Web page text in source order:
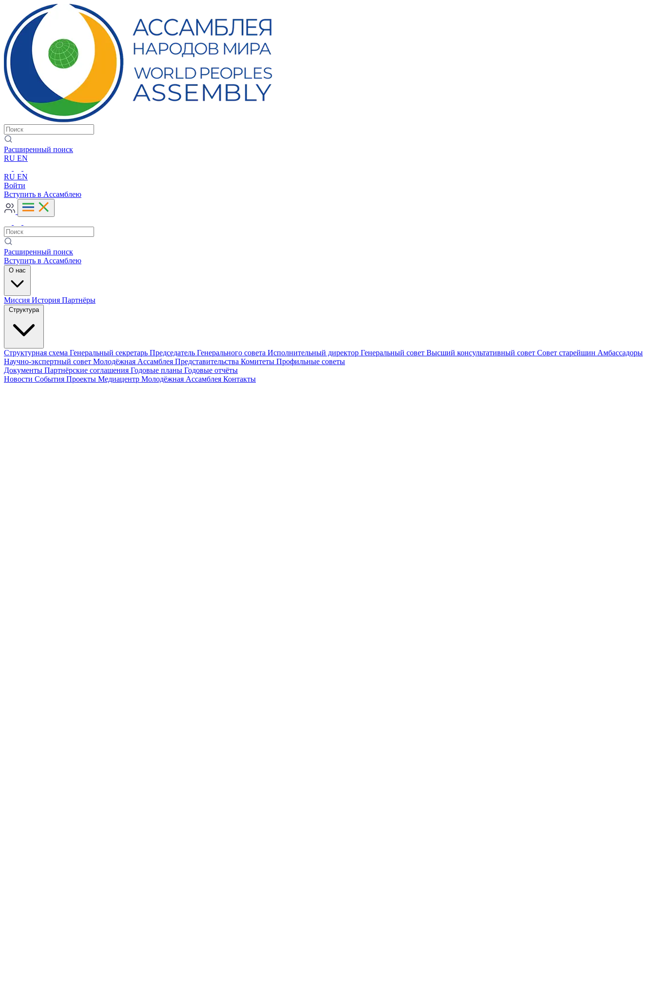
Расширенный поиск
RU EN
RU EN
Войти
Вступить в Ассамблею
Расширенный поиск
Вступить в Ассамблею
О нас
Миссия История Партнёры
Структура
Структурная схема Генеральный секретарь Председатель Генерального совета Исполнительный директор Генеральный совет Высший консультативный совет Совет старейшин Амбассадоры
Научно-экспертный совет Молодёжная Ассамблея Представительства Комитеты Профильные советы
Документы Партнёрские соглашения Годовые планы Годовые отчёты
Новости События Проекты Медиацентр Молодёжная Ассамблея Контакты